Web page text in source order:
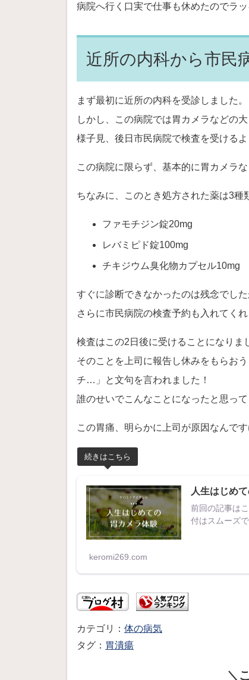
病院へ行く口実で仕事も休めたのでラッ
近所の内科から市民
まず最初に近所の内科を受診しました。
しかし、この病院では胃カメラなどの
様子見、後日市民病院で検査を受けるよ
この病院に限らず、基本的に胃カメラ
ちなみに、このとき処方された薬は3種
ファモチジン錠20mg
レバミピド錠100mg
チキジウム臭化物カプセル10mg
すぐに診断できなかったのは残念でし
さらに市民病院の検査予約も入れてく
検査はこの2日後に受けることになりま
そのことを上司に報告し休みをもらお
チ…」と文句を言われました！
誰のせいでこんなことになったと思っ
この胃痛、明らかに上司が原因なんで
続きはこちら
人生はじめ
前回の記事は
付はスムーズ
keromi269.com
体の病気
胃潰瘍